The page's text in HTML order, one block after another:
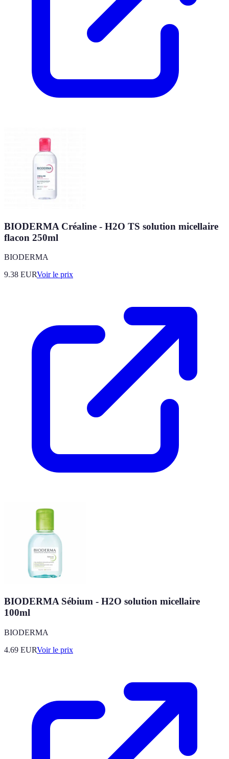
BIODERMA Créaline - H2O TS solution micellaire
flacon 250ml
BIODERMA
9.38 EURVoir le prix
BIODERMA Sébium - H2O solution micellaire
100ml
BIODERMA
4.69 EURVoir le prix